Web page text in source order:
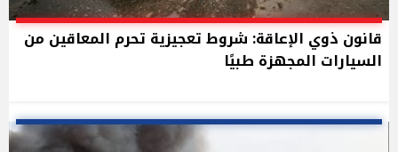
قانون ذوي الإعاقة: شروط تعجيزية تحرم المعاقين من
السيارات المجهزة طبيًا